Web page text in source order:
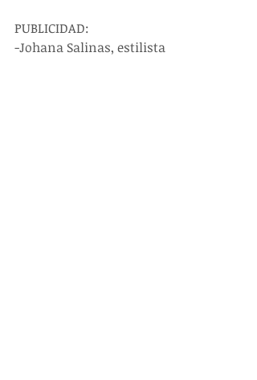
PUBLICIDAD:
-Johana Salinas, estilista